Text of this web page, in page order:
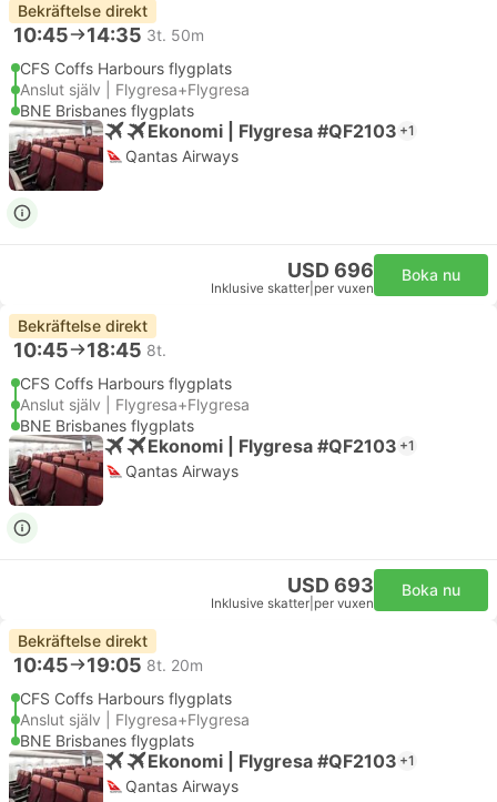
Bekräftelse direkt
10:45 14:35 3t. 50m
CFS Coffs Harbours flygplats
Anslut själv | Flygresa+Flygresa
BNE Brisbanes flygplats
Ekonomi | Flygresa #QF2103 +1
Qantas Airways
USD 696
Inklusive skatter per vuxen
Boka nu
Bekräftelse direkt
10:45 18:45 8t.
CFS Coffs Harbours flygplats
Anslut själv | Flygresa+Flygresa
BNE Brisbanes flygplats
Ekonomi | Flygresa #QF2103 +1
Qantas Airways
USD 693
Inklusive skatter per vuxen
Boka nu
Bekräftelse direkt
10:45 19:05 8t. 20m
CFS Coffs Harbours flygplats
Anslut själv | Flygresa+Flygresa
BNE Brisbanes flygplats
Ekonomi | Flygresa #QF2103 +1
Qantas Airways